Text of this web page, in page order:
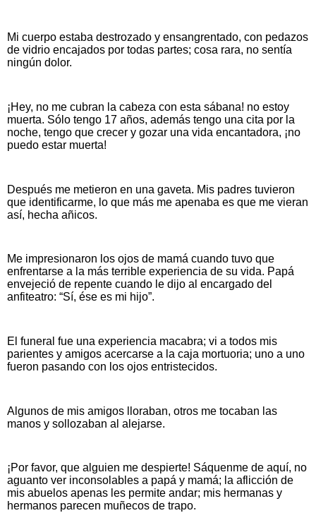
Mi cuerpo estaba destrozado y ensangrentado, con pedazos
de vidrio encajados por todas partes; cosa rara, no sentía
ningún dolor.
¡Hey, no me cubran la cabeza con esta sábana! no estoy
muerta. Sólo tengo 17 años, además tengo una cita por la
noche, tengo que crecer y gozar una vida encantadora, ¡no
puedo estar muerta!
Después me metieron en una gaveta. Mis padres tuvieron
que identificarme, lo que más me apenaba es que me vieran
así, hecha añicos.
Me impresionaron los ojos de mamá cuando tuvo que
enfrentarse a la más terrible experiencia de su vida. Papá
envejeció de repente cuando le dijo al encargado del
anfiteatro: “Sí, ése es mi hijo”.
El funeral fue una experiencia macabra; vi a todos mis
parientes y amigos acercarse a la caja mortuoria; uno a uno
fueron pasando con los ojos entristecidos.
Algunos de mis amigos lloraban, otros me tocaban las
manos y sollozaban al alejarse.
¡Por favor, que alguien me despierte! Sáquenme de aquí, no
aguanto ver inconsolables a papá y mamá; la aflicción de
mis abuelos apenas les permite andar; mis hermanas y
hermanos parecen muñecos de trapo.